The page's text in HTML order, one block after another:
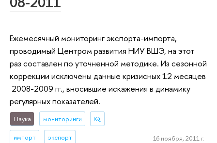
Ежемесячный мониторинг экспорта-импорта,
проводимый Центром развития НИУ ВШЭ, на этот
раз составлен по уточненной методике. Из сезонной
коррекции исключены данные кризисных 12 месяцев
2008-2009 гг., вносившие искажения в динамику
регулярных показателей.
Наука мониторинги IQ
импорт экспорт 16 ноября, 2011 г.